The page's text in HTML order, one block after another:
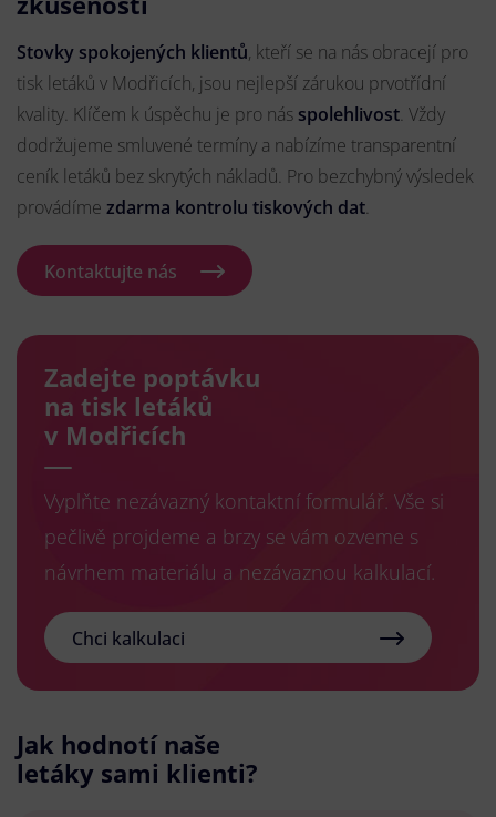
Stovky spokojených klientů, kteří se na nás obracejí pro
tisk letáků v Modřicích, jsou nejlepší zárukou prvotřídní
kvality. Klíčem k úspěchu je pro nás spolehlivost. Vždy
dodržujeme smluvené termíny a nabízíme transparentní
ceník letáků bez skrytých nákladů. Pro bezchybný výsledek
provádíme zdarma kontrolu tiskových dat.
Kontaktujte nás
Zadejte poptávku
na tisk letáků
v Modřicích
Vyplňte nezávazný kontaktní formulář. Vše si
pečlivě projdeme a brzy se vám ozveme s
návrhem materiálu a nezávaznou kalkulací.
Chci kalkulaci
Jak hodnotí naše
letáky sami klienti?